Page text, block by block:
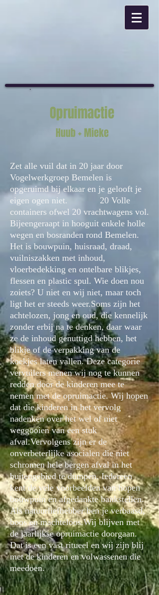
​Opruimactie
Huub + Mieke
​Zet alle vuil dat in 20 jaar door
Vogelwerkgroep Bemelen is
opgeruimd bij elkaar en je gelooft je
eigen ogen niet. 20 Volle
containers ofwel 20 vrachtwagens vol.
Bijeengeraapt in hooguit enkele holle
wegen en bosranden rond Bemelen.
Het is bouwpuin, huisraad, draad,
vuilniszakken met inhoud,
vloerbedekking en ontelbare blikjes,
flessen en plastic spul. Wie doen nou
zoiets? U niet en wij niet, maar toch
ligt het er steeds weer.Soms zijn het
achtelozen, jong en oud, die kennelijk
zonder erbij na te denken, daar waar
ze de inhoud genuttigd hebben, het
blikje of de verpakking van de
koekjes laten vallen. Deze categorie
vervuilers menen wij nog te kunnen
redden door de kinderen mee te
nemen met de opruimactie. Wij hopen
dat die kinderen in het vervolg
nadenken over het wel of niet
weggooien van een stuk
afval.Vervolgens zijn er de
onverbeterlijke asocialen die niet
schromen hele bergen afval in het
buitengebied te dumpen. Iedereen
kent de vele voorbeelden van hopen
bouwpuin en afgedankte bankstellen.
Als natuurliefhebber ben je verbaasd,
boos en machteloos.Wij blijven met
de jaarlijkse opruimactie doorgaan.
Dat is een vast ritueel en wij zijn blij
met de kinderen en volwassenen die
meedoen.